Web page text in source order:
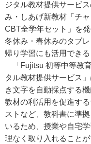
ジタル教材提供サービ
み・しあげ新教材「チ
CBT全学年セット」を発
冬休み・春休みのタブ
帰り学習にも活用できる
「Fujitsu 初等中等教
タル教材提供サービス
き文字を自動採点する
教材の利活用を促進す
ストなど、教科書に準
いるため、授業や自宅
理なく取り入れることが